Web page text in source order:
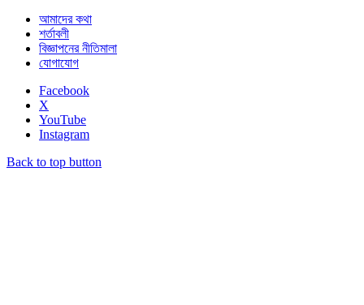
আমাদের কথা
শর্তাবলী
বিজ্ঞাপনের নীতিমালা
যোগাযোগ
Facebook
X
YouTube
Instagram
Back to top button